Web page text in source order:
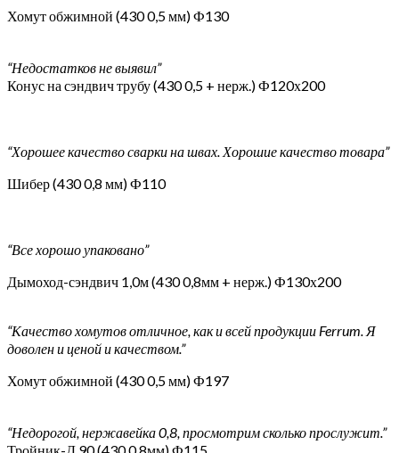
Хомут обжимной (430 0,5 мм) Ф130
“Недостатков не выявил”
Конус на сэндвич трубу (430 0,5 + нерж.) Ф120х200
“Хорошее качество сварки на швах. Хорошие качество товара”
Шибер (430 0,8 мм) Ф110
“Все хорошо упаковано”
Дымоход-сэндвич 1,0м (430 0,8мм + нерж.) Ф130х200
“Качество хомутов отличное, как и всей продукции Ferrum. Я
доволен и ценой и качеством.”
Хомут обжимной (430 0,5 мм) Ф197
“Недорогой, нержавейка 0,8, просмотрим сколько прослужит.”